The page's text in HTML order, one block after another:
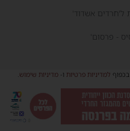
אשדוד'
למדיניות פרטיותו-מדיניות שימוש.